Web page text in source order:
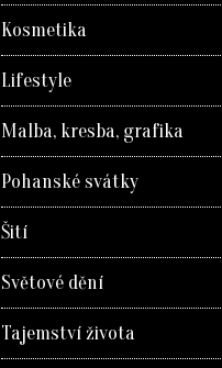
Kosmetika
Lifestyle
Malba, kresba, grafika
Pohanské svátky
Šití
Světové dění
Tajemství života